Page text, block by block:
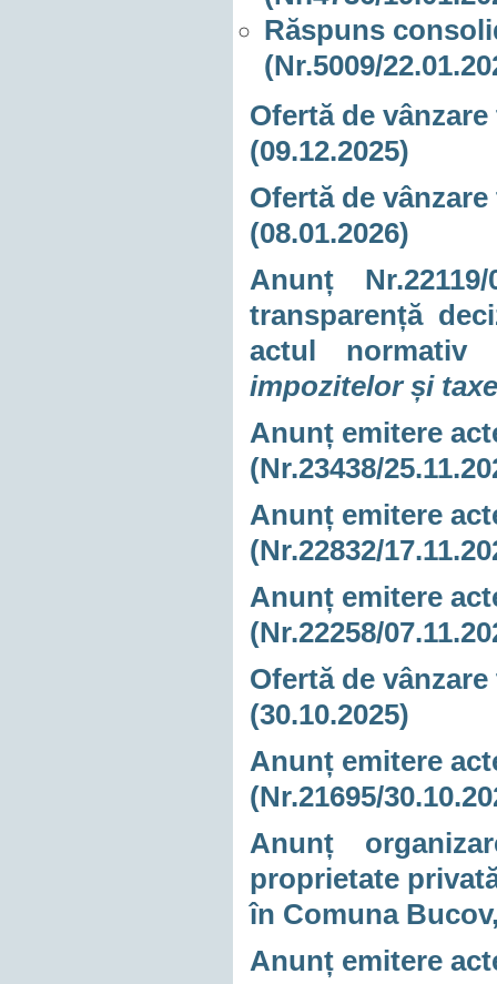
Răspuns
(Nr.5009/
Ofertă de
(09.12.2025)
Ofertă de
(08.01.2026)
Anunț
transparență
actul normativ
impozitelor și
Anunț emitere
(Nr.23438/
Anunț emitere
(Nr.22832/
Anunț emitere
(Nr.22258/
Ofertă de
(30.10.2025)
Anunț emitere
(Nr.21695/
Anunț
proprietate
în Comuna
Anunț emitere